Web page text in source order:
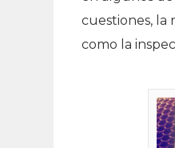
cuestiones, la
como la